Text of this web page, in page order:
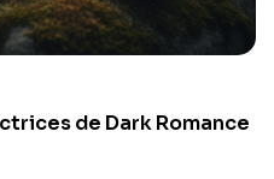
de Dark Romance